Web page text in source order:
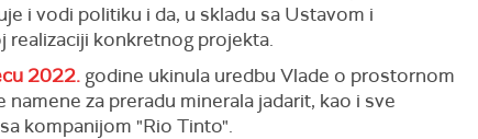
i vodi politiku i da, u skladu sa Ustavom i
realizaciji konkretnog projekta.
2022. godine ukinula uredbu Vlade o prostornom
za preradu minerala jadarit, kao i sve
kompanijom "Rio Tinto".